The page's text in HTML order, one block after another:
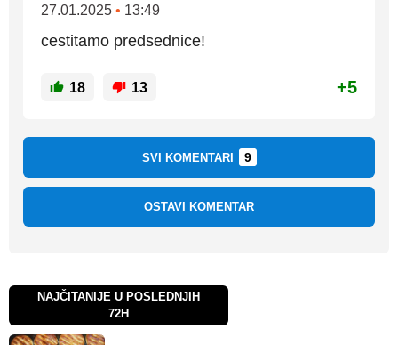
27.01.2025 • 13:49
cestitamo predsednice!
18 13 +5
SVI KOMENTARI 9
OSTAVI KOMENTAR
NAJČITANIJE U POSLEDNJIH
72H